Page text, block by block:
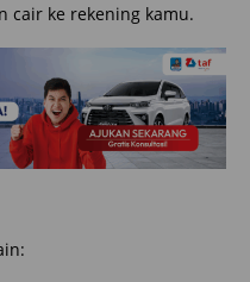
cair ke rekening kamu.